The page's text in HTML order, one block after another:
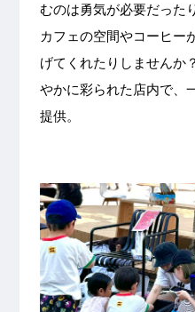
むのは勇気が必要だった
カフェの空間やコーヒー
げてくれたりしませんか
やかに彩られた店内で、
提供。